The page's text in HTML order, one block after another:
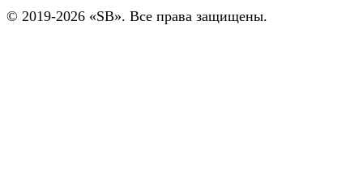
© 2019-2026 «SB». Все права защищены.